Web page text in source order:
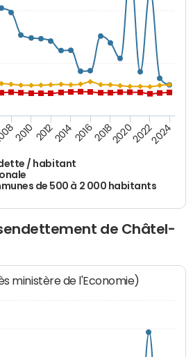
/ habitant
de 500 à 2 000 habitants
2010 2012201420162018202020222024
de Châtel-
ministère de l'Economie)